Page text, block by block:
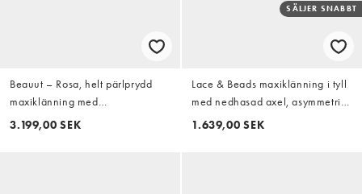
Beauut – Rosa, helt pärlprydd
maxiklänning med
meshöverlager och båtringning
3.199,00 SEK
SÄLJER SNABBT
Lace & Beads maxiklänning i tyll
med nedhasad axel, asymmetrisk
volangdetalj i mörkrosa
1.639,00 SEK